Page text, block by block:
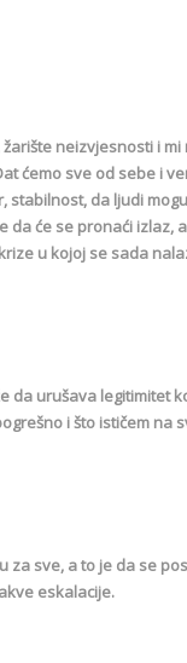
neizvjesnosti i
ćemo sve od sebe i
stabilnost, da ljudi
da će se pronaći izlaz,
u kojoj se sada
da urušava legitimitet
i što ističem na
za sve, a to je da se
eskalacije.